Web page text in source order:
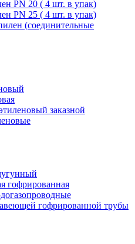
PN 20 ( 4 шт. в упак)
PN 25 ( 4 шт. в упак)
(cоединительные
заказной
гофрированная
гофрированной трубы